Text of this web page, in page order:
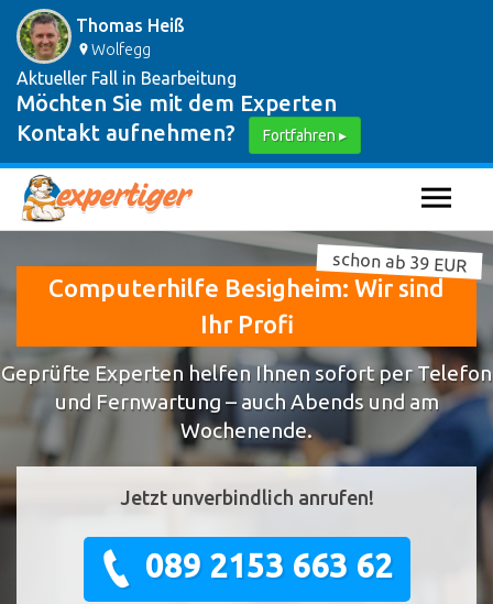
Thomas Heiß
Wolfegg
Aktueller Fall in Bearbeitung
Möchten Sie mit dem Experten
Kontakt aufnehmen?
Fortfahren ▸
Computerhilfe Besigheim: Wir sind
Ihr Profi
schon ab 39 EUR
Geprüfte Experten helfen Ihnen sofort per Telefon
und Fernwartung – auch Abends und am
Wochenende.
Jetzt unverbindlich anrufen!
089 2153 663 62